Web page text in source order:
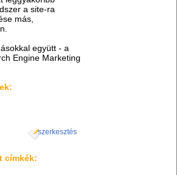
a site-ra
más,
együtt - a
Engine Marketing
szerkesztés
címkék: